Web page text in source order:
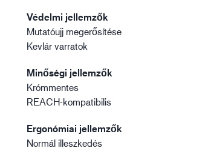
Védelmi jellemzők
Mutatóujj megerősítése
Kevlár varratok
Minőségi jellemzők
Krómmentes
REACH-kompatibilis
Ergonómiai jellemzők
Normál illeszkedés